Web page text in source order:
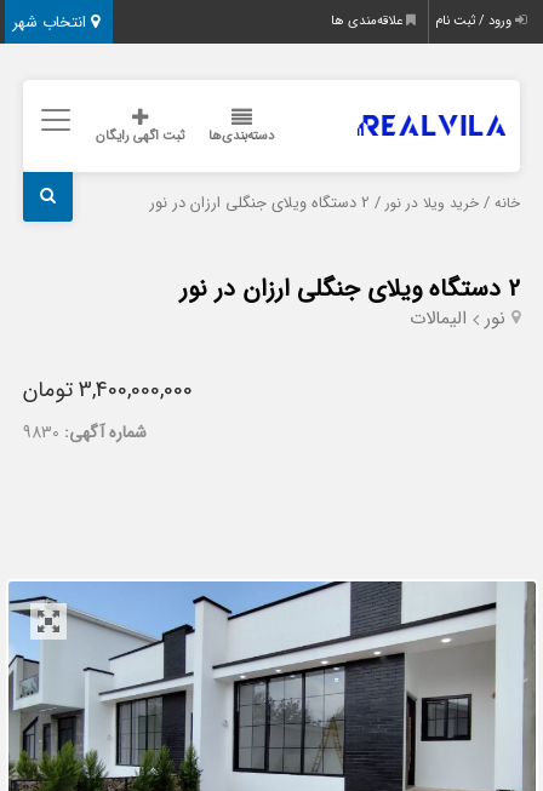
انتخاب شهر ورود / ثبت نام علاقه‌مندی ها
دسته‌بندی‌ها ثبت اگهی رایگان
خانه /خرید ویلا در نور/ 2 دستگاه ویلای جنگلی ارزان در نور
2 دستگاه ویلای جنگلی ارزان در نور
نور الیمالات
3,400,000,000 تومان
شماره آگهی: 9830